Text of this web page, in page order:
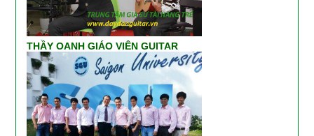
THẦY OANH GIÁO VIÊN GUITAR